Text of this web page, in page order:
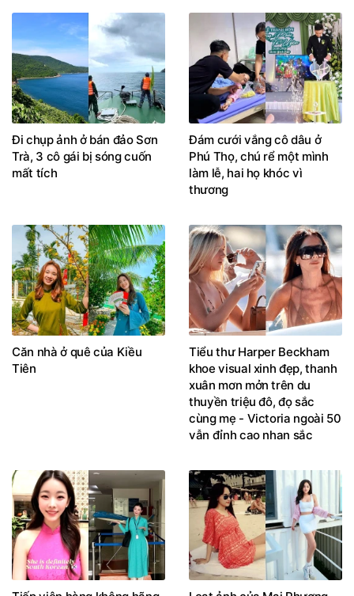
Đi chụp ảnh ở bán đảo Sơn
Trà, 3 cô gái bị sóng cuốn
mất tích
Đám cưới vắng cô dâu ở
Phú Thọ, chú rể một mình
làm lễ, hai họ khóc vì
thương
Căn nhà ở quê của Kiều
Tiên
Tiểu thư Harper Beckham
khoe visual xinh đẹp, thanh
xuân mơn mởn trên du
thuyền triệu đô, đọ sắc
cùng mẹ - Victoria ngoài 50
vẫn đỉnh cao nhan sắc